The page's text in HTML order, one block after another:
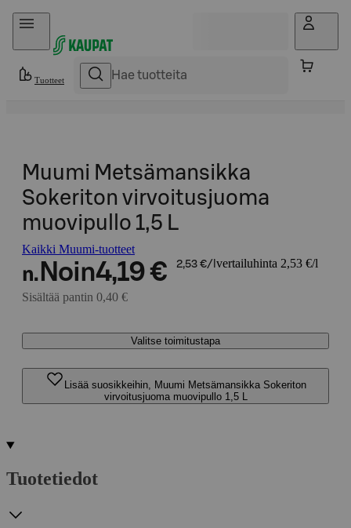
Hyppää sisältöön
Tuotteet
Muumi Metsämansikka
Sokeriton virvoitusjuoma
muovipullo 1,5 L
Kaikki Muumi-tuotteet
n. Noin4,19 € 2,53 €/l vertailuhinta 2,53 €/l
Sisältää pantin 0,40 €
Valitse toimitustapa
Lisää suosikkeihin, Muumi Metsämansikka Sokeriton
virvoitusjuoma muovipullo 1,5 L
Tuotetiedot